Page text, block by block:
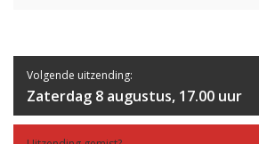
Volgende uitzending:
Zaterdag 8 augustus, 17.00 uur